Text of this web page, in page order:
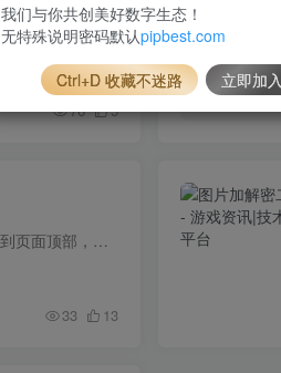
WebSocket 心跳重连机制 WebSocket 是一种网络通信协议，它使得客户端和服务器之间的数据交换变得更加简单。最近在项目中使用 WebSocket 实现了一个简单在线聊天室功能，在此探究下心跳重连的机...
76 5
优雅实现 BackTop BackTop 即滚动到页面顶部，是很多网站都会用到的基础功能，实现方法很多，Github 上也有许多优秀的三方库，如 smooth-scroll，但如何优雅实现也是一门学问。 事件绑定和解绑 ...
33 13
我们与你共创美好数字生态！
无特殊说明密码默认pipbest.com
Ctrl+D 收藏不迷路 立即加入